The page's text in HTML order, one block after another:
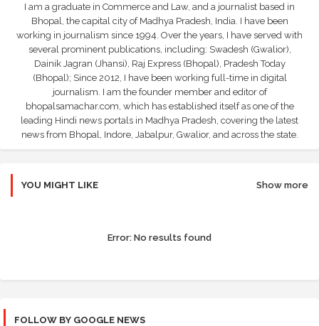
I am a graduate in Commerce and Law, and a journalist based in
Bhopal, the capital city of Madhya Pradesh, India. I have been
working in journalism since 1994. Over the years, I have served with
several prominent publications, including: Swadesh (Gwalior),
Dainik Jagran (Jhansi), Raj Express (Bhopal), Pradesh Today
(Bhopal); Since 2012, I have been working full-time in digital
journalism. I am the founder member and editor of
bhopalsamachar.com, which has established itself as one of the
leading Hindi news portals in Madhya Pradesh, covering the latest
news from Bhopal, Indore, Jabalpur, Gwalior, and across the state.
YOU MIGHT LIKE Show more
Error: No results found
FOLLOW BY GOOGLE NEWS